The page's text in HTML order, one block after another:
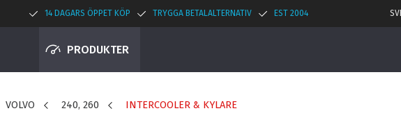
14 DAGARS ÖPPET KÖP TRYGGA BETALALTERNATIV EST 2004
PRODUKTER
VOLVO 240, 260 INTERCOOLER & KYLARE